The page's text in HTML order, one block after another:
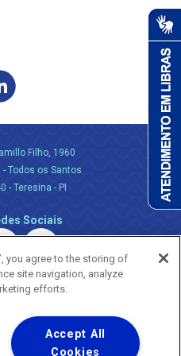
Filho, 1960
- Todos os Santos
- Teresina - PI
Sociais
- Todos os Direitos Reservados.
you agree to the storing of
site navigation, analyze
efforts.
Accept All
Cookies